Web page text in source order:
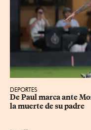
DEPORTES
De Paul marca ante
la muerte de su padre